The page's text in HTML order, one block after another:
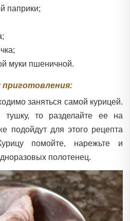
паприки;
муки пшеничной.
приготовления:
заняться самой курицей.
то разделайте ее на
подойдут для этого рецепта
помойте, нарежьте и
полотенец.